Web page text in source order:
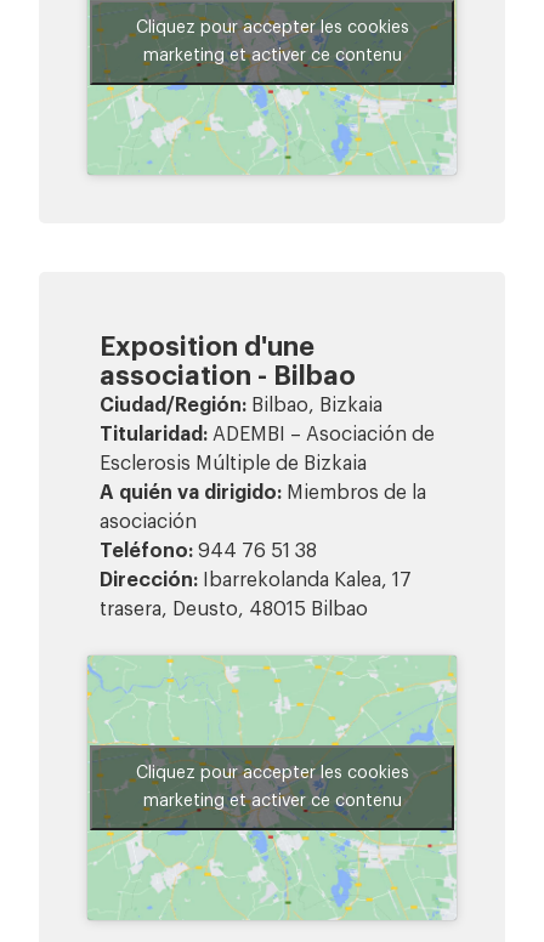
Cliquez pour accepter les cookies
marketing et activer ce contenu
Exposition d'une
association - Bilbao
Ciudad/Región: Bilbao, Bizkaia
Titularidad: ADEMBI – Asociación de
Esclerosis Múltiple de Bizkaia
A quién va dirigido: Miembros de la
asociación
Teléfono: 944 76 51 38
Dirección: Ibarrekolanda Kalea, 17
trasera, Deusto, 48015 Bilbao
Cliquez pour accepter les cookies
marketing et activer ce contenu